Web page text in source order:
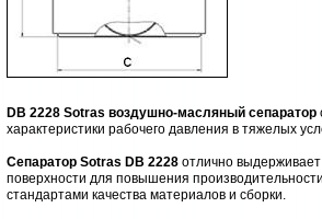
DB 2228 Sotras воздушно-масляный сепаратор
характеристики рабочего давления в тяжелых
Сепаратор Sotras DB 2228 отлично
поверхности для повышения
стандартами качества материалов и сборки.